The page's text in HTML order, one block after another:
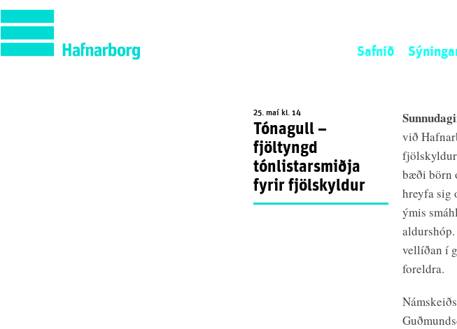
Safnið
25. maí kl. 14
Tónagull –
fjöltyngd
tónlistarsmiðja
fyrir fjölskyldur
við
bæði börn
hreyfa sig
ýmis
vellíðan í
foreldra.